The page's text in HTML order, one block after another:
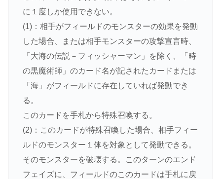
に１度しか使用できない。
(1)：相手がフィールドのモンスターの効果を発動
した場合、または相手モンスターの攻撃宣言時、
「大海の伝説－フィッシャーマン」を除く、「時
の黒魔術師」のカード名が記されたカードまたは
「海」がフィールドに存在していれば発動でき
る。
このカードを手札から特殊召喚する。
(2)：このカードが特殊召喚した場合、相手フィー
ルドのモンスター１体を対象として発動できる。
そのモンスターを破壊する。このターンのエンド
フェイズに、フィールドのこのカードは手札に戻